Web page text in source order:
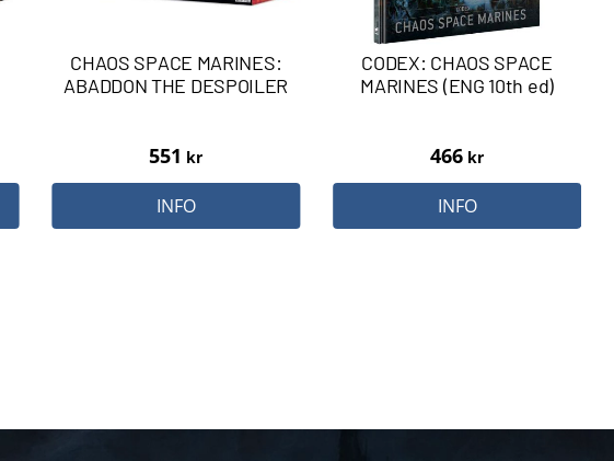
CHAOS SPACE MARINES:
ABADDON THE DESPOILER
551 kr
INFO
CODEX: CHAOS SPACE
MARINES (ENG 10th ed)
466 kr
INFO